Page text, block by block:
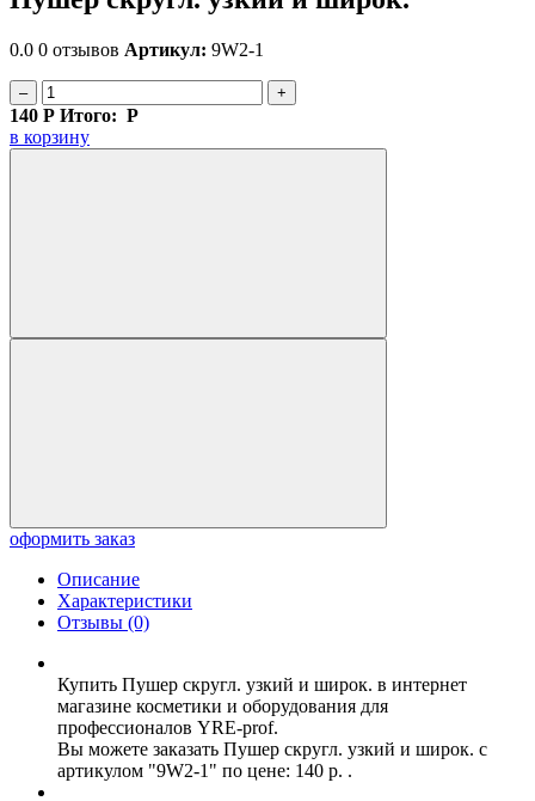
0.0 0 отзывов Артикул: 9W2-1
– +
140 Р Итого: Р
в корзину
оформить заказ
Описание
Характеристики
Отзывы (0)
Купить Пушер скругл. узкий и широк. в интернет
магазине косметики и оборудования для
профессионалов YRE-prof.
Вы можете заказать Пушер скругл. узкий и широк. с
артикулом "9W2-1" по цене: 140 р. .